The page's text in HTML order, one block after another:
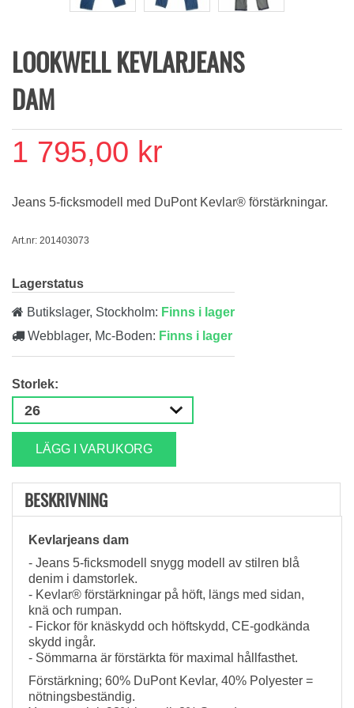
LOOKWELL KEVLARJEANS
DAM
1 795,00 kr
Jeans 5-ficksmodell med DuPont Kevlar® förstärkningar.
Art.nr: 201403073
Lagerstatus
Butikslager, Stockholm: Finns i lager
Webblager, Mc-Boden: Finns i lager
Storlek:
LÄGG I VARUKORG
BESKRIVNING
Kevlarjeans dam
- Jeans 5-ficksmodell snygg modell av stilren blå
denim i damstorlek.
- Kevlar® förstärkningar på höft, längs med sidan,
knä och rumpan.
- Fickor för knäskydd och höftskydd, CE-godkända
skydd ingår.
- Sömmarna är förstärkta för maximal hållfasthet.
Förstärkning; 60% DuPont Kevlar, 40% Polyester =
nötningsbeständig.